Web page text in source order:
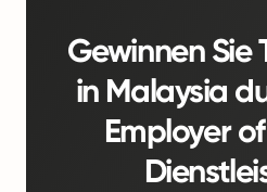
Gewinnen Sie
in Malaysia
Employer